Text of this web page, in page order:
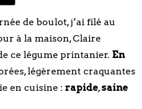
de boulot, j’ai filé au
à la maison, Claire
ce légume printanier. En
légèrement craquantes
en cuisine : rapide,saine